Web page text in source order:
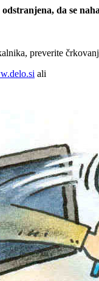
da se
preverite
ali